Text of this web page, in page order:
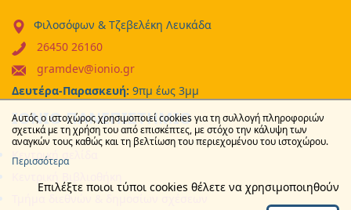
Φιλοσόφων & Τζεβελέκη Λευκάδα
26450 26160
gramdev@ionio.gr
Δευτέρα-Παρασκευή: 9πμ έως 3μμ
ΙΟΝΙΟ ΠΑΝΕΠΙΣΤΗΜΙΟ
Κεντρική σελίδα
Τμήμα διεθνών & δημοσίων σχέσεων
Αυτός ο ιστοχώρος χρησιμοποιεί cookies για τη συλλογή πληροφοριών
σχετικά με τη χρήση του από επισκέπτες, με στόχο την κάλυψη των
αναγκών τους καθώς και τη βελτίωση του περιεχομένου του ιστοχώρου.
Περισσότερα
Επιλέξτε ποιοι τύποι cookies θέλετε να χρησιμοποιηθούν